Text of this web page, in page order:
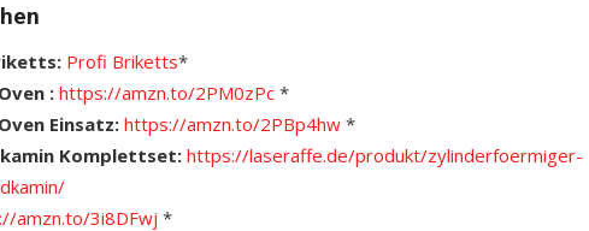
Profi Briketts*
:https://amzn.to/2PM0zPc *
Einsatz: https://amzn.to/2PBp4hw *
Komplettset: https://laseraffe.de/produkt/zylinderfoermiger-
amzn.to/3i8DFwj *